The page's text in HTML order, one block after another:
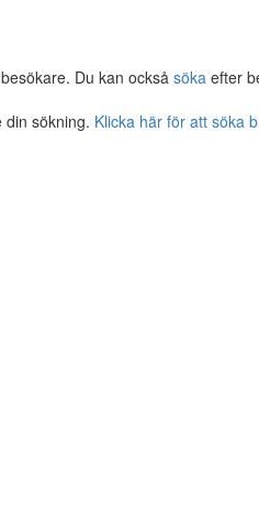
Du kan också söka efter
din sökning. Klicka här för att söka